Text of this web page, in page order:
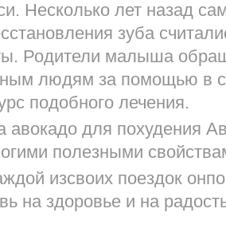
Несколько лет назад
зуба
Родители малыша
людям за помощью в
подобного лечения.
авокадо для похудения
полезными
изсвоих поездок
на здоровье и на